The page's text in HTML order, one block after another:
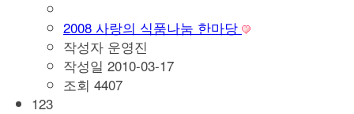
2008 사랑의 식품나눔 한마당
작성자 운영진
작성일 2010-03-17
조회 4407
123